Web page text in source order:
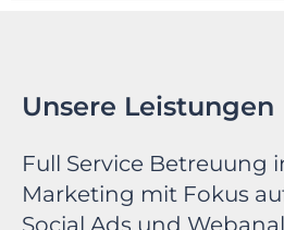
Unsere Leistungen
Full Service Betreuung
Marketing mit Fokus auf
Social Ads und